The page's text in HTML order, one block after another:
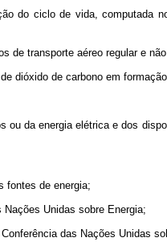
do ciclo de vida, computada
de transporte aéreo regular e
dióxido de carbono em
da energia elétrica e dos
fontes de energia;
Unidas sobre Energia;
das Nações Unidas